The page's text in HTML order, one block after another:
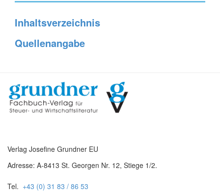
Inhaltsverzeichnis
Quellenangabe
Verlag Josefine Grundner EU
Adresse: A-8413 St. Georgen Nr. 12, Stiege 1/2.
Tel. +43 (0) 31 83 / 86 53